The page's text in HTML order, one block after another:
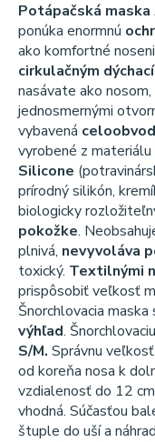
Potápačská maska
ponúka enormnú
ako komfortné
cirkulačným
nasávate ako
jednosmernými
vybavená
vyrobené z materiálu
Silicone
prírodný silikón,
biologicky
pokožke.
plnivá, nevyvoláva
toxický. Textilnými
prispôsobiť veľkosť
Šnorchlovacia maska
výhľad.
S/M. Správnu
od koreňa nosa k
vzdialenosť do 12
vhodná. Súčasťou
štuple do uší a